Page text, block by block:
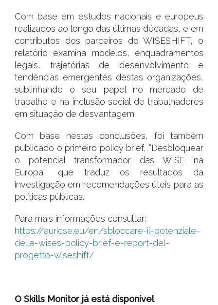
Com base em estudos nacionais e europeus
realizados ao longo das últimas décadas, e em
contributos dos parceiros do WISESHIFT, o
relatório examina modelos, enquadramentos
legais, trajetórias de desenvolvimento e
tendências emergentes destas organizações,
sublinhando o seu papel no mercado de
trabalho e na inclusão social de trabalhadores
em situação de desvantagem.
Com base nestas conclusões, foi também
publicado o primeiro policy brief, “Desbloquear
o potencial transformador das WISE na
Europa”, que traduz os resultados da
investigação em recomendações úteis para as
políticas públicas.
Para mais informações consultar:
https://euricse.eu/en/sbloccare-il-potenziale-
delle-wises-policy-brief-e-report-del-
progetto-wiseshift/
O Skills Monitor já está disponível